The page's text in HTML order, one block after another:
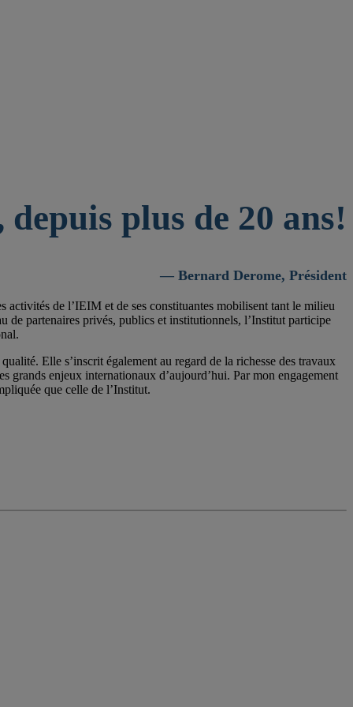
plus de 20 ans!
— Bernard Derome, Président
activités de l’IEIM et de ses constituantes mobilisent tant le milieu
de partenaires privés, publics et institutionnels, l’Institut participe
Elle s’inscrit également au regard de la richesse des travaux
grands enjeux internationaux d’aujourd’hui. Par mon engagement
que celle de l’Institut.